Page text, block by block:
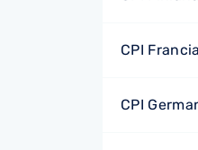
CPI Francia
CPI